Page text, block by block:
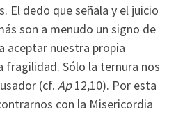
El dedo que señala y el juicio
son a menudo un signo de
aceptar nuestra propia
fragilidad. Sólo la ternura nos
(cf. Ap12,10). Por esta
con la Misericordia